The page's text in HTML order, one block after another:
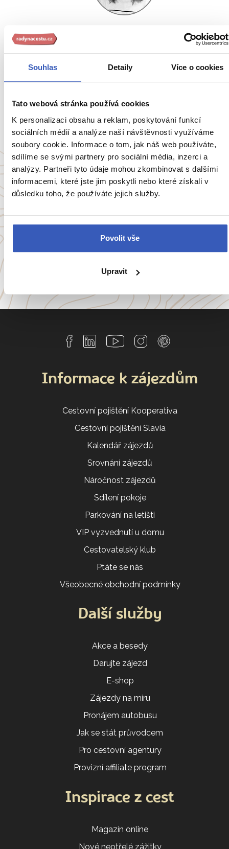
Souhlas Detaily Více o cookies
Tato webová stránka používá cookies
K personalizaci obsahu a reklam, poskytování funkcí
sociálních médií a analýze naší návštěvnosti využíváme
soubory cookie. Informace o tom, jak náš web používáte,
sdílíme se svými partnery pro sociální média, inzerci a
analýzy. Partneři tyto údaje mohou zkombinovat s dalšími
informacemi, které jste jim poskytli nebo které získali v
důsledku toho, že používáte jejich služby.
Povolit vše
Upravit
Natálie Jessica Šímová
9 zájezdů
Ukaž všech 78 průvodců
Oblíbené cíle
Portugalsko
Informace k zájezdům
Cestovní pojištění Kooperativa
Cestovní pojištění Slavia
Kalendář zájezdů
Srovnání zájezdů
Náročnost zájezdů
Sdílení pokoje
Parkování na letišti
VIP vyzvednutí u domu
Cestovatelský klub
Ptáte se nás
Všeobecné obchodní podmínky
Další služby
Akce a besedy
Darujte zájezd
E-shop
Zájezdy na míru
Pronájem autobusu
Jak se stát průvodcem
Pro cestovní agentury
Provizní affiliate program
Inspirace z cest
Magazín online
Nové neotřelé zážitky